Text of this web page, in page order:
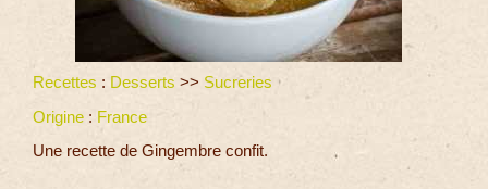
Recettes : Desserts >> Sucreries
Origine : France
Une recette de Gingembre confit.